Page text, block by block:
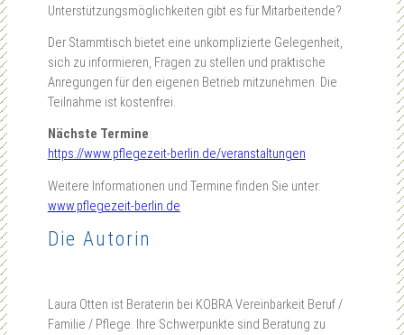
Unterstützungsmöglichkeiten gibt es für Mitarbeitende?
Der Stammtisch bietet eine unkomplizierte Gelegenheit,
sich zu informieren, Fragen zu stellen und praktische
Anregungen für den eigenen Betrieb mitzunehmen. Die
Teilnahme ist kostenfrei.
Nächste Termine:
https://www.pflegezeit-berlin.de/veranstaltungen
Weitere Informationen und Termine finden Sie unter:
www.pflegezeit-berlin.de
Die Autorin
Laura Otten ist Beraterin bei KOBRA Vereinbarkeit Beruf /
Familie / Pflege. Ihre Schwerpunkte sind Beratung zu